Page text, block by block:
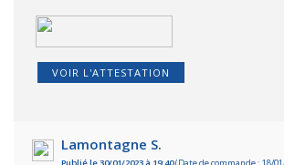
VOIR L'ATTESTATION
Lamontagne S.